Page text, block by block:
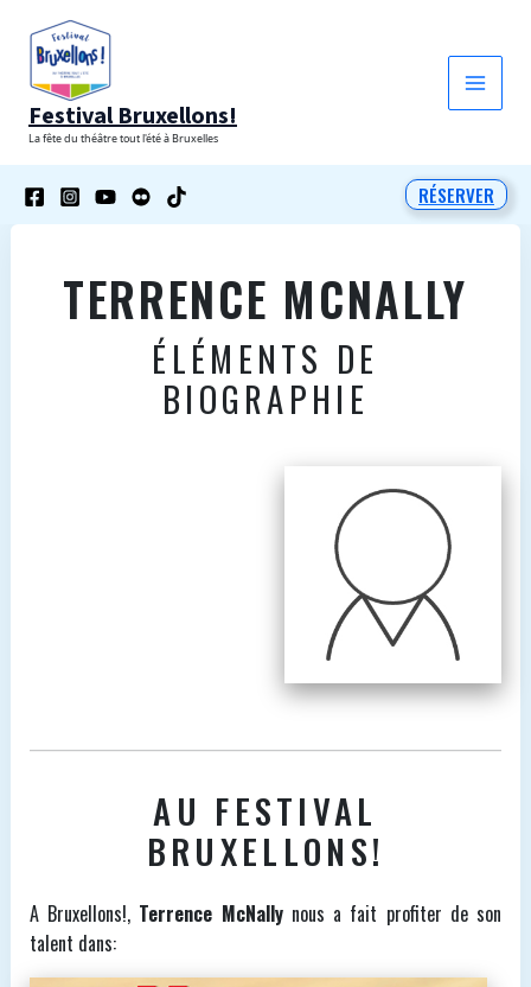
contenu
Festival Bruxellons!
La fête du théâtre tout l'été à Bruxelles
RÉSERVER
TERRENCE MCNALLY
ÉLÉMENTS DE
BIOGRAPHIE
AU FESTIVAL
BRUXELLONS!
A Bruxellons!, Terrence McNallynous a fait profiter de son
talent dans: